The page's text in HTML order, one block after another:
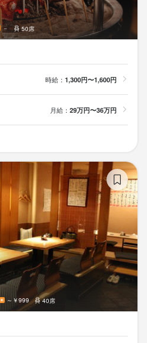
－ 50席
時給： 1,300円〜1,600円
月給： 29万円〜36万円
～￥999 40席